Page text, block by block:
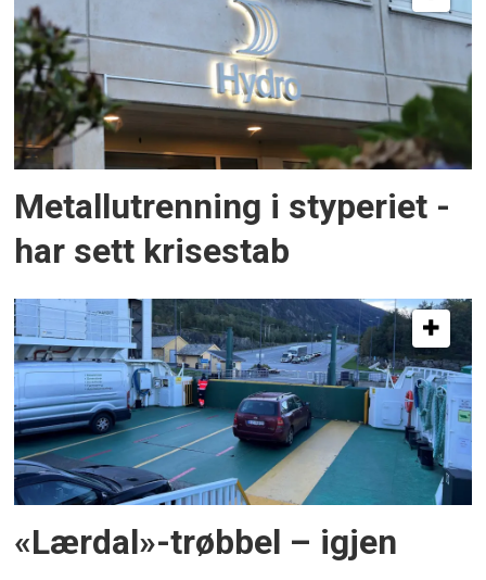
Metallutrenning i styperiet -
har sett krisestab
«Lærdal»-trøbbel – igjen